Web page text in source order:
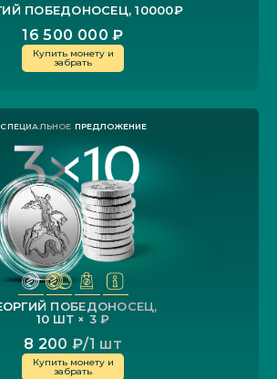
ПОБЕДОНОСЕЦ, 10000₽
16 500 000 ₽
Купить монету и
забрать
ПОБЕДОНОСЕЦ,
10 ШТ × 3 ₽
8 200 ₽/1 шт
Купить монету и
забрать